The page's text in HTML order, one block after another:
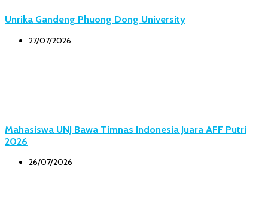
Unrika Gandeng Phuong Dong University
27/07/2026
Mahasiswa UNJ Bawa Timnas Indonesia Juara AFF Putri
2026
26/07/2026